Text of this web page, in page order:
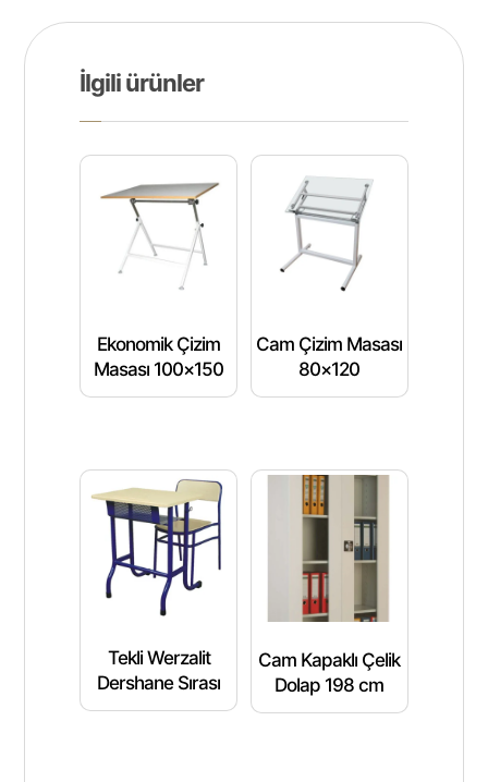
İlgili ürünler
Ekonomik Çizim
Masası 100×150
Cam Çizim Masası
80×120
Tekli Werzalit
Dershane Sırası
Cam Kapaklı Çelik
Dolap 198 cm